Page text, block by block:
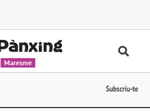
Maresme
Subscriu-te